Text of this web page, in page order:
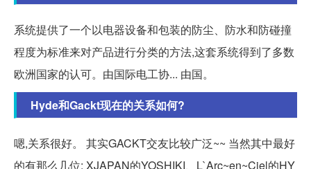
系统提供了一个以电器设备和包装的防尘、防水和防碰撞
程度为标准来对产品进行分类的方法,这套系统得到了多数
欧洲国家的认可。由国际电工协... 由国。
Hyde和Gackt现在的关系如何?
嗯,关系很好。 其实GACKT交友比较广泛~~ 当然其中最好
的有那么几位: XJAPAN的YOSHIKI、L`Arc~en~Ciel的HY